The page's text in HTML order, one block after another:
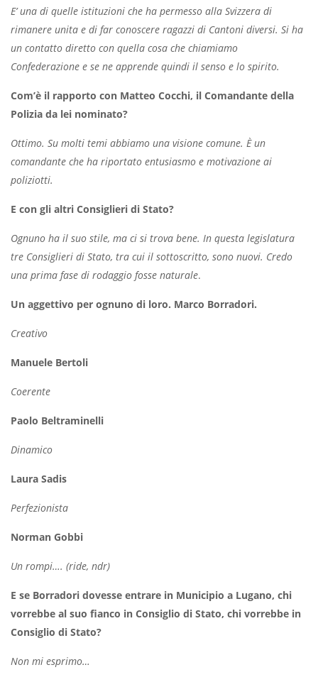
E’ una di quelle istituzioni che ha permesso alla Svizzera di
rimanere unita e di far conoscere ragazzi di Cantoni diversi. Si ha
un contatto diretto con quella cosa che chiamiamo
Confederazione e se ne apprende quindi il senso e lo spirito.
Com’è il rapporto con Matteo Cocchi, il Comandante della
Polizia da lei nominato?
Ottimo. Su molti temi abbiamo una visione comune. È un
comandante che ha riportato entusiasmo e motivazione ai
poliziotti.
E con gli altri Consiglieri di Stato?
Ognuno ha il suo stile, ma ci si trova bene. In questa legislatura
tre Consiglieri di Stato, tra cui il sottoscritto, sono nuovi. Credo
una prima fase di rodaggio fosse naturale.
Un aggettivo per ognuno di loro. Marco Borradori.
Creativo
Manuele Bertoli
Coerente
Paolo Beltraminelli
Dinamico
Laura Sadis
Perfezionista
Norman Gobbi
Un rompi…. (ride, ndr)
E se Borradori dovesse entrare in Municipio a Lugano, chi
vorrebbe al suo fianco in Consiglio di Stato, chi vorrebbe in
Consiglio di Stato?
Non mi esprimo…